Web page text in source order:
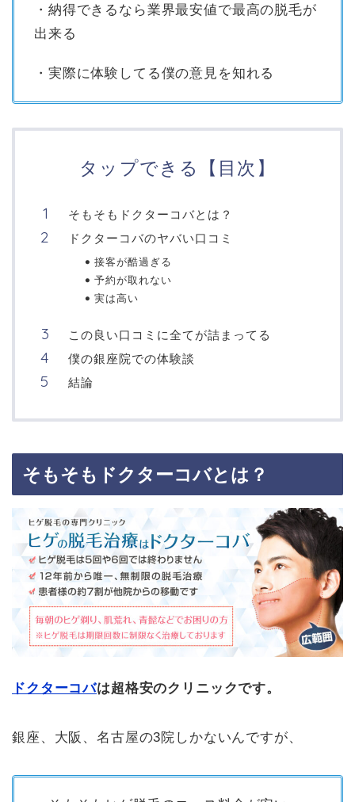
・納得できるなら業界最安値で最高の脱毛が
出来る
・実際に体験してる僕の意見を知れる
タップできる【目次】
そもそもドクターコバとは？
ドクターコバのヤバい口コミ
接客が酷過ぎる
予約が取れない
実は高い
この良い口コミに全てが詰まってる
僕の銀座院での体験談
結論
そもそもドクターコバとは？
ドクターコバは超格安のクリニックです。
銀座、大阪、名古屋の3院しかないんですが、